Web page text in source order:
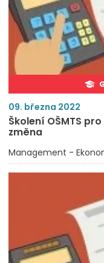
09. března 2022
Školení OŠMTS
změna
Management -